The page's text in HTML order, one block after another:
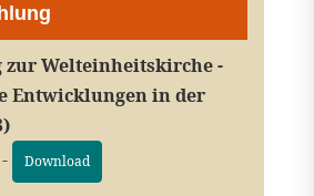
zur Welteinheitskirche -
Entwicklungen in der
Download